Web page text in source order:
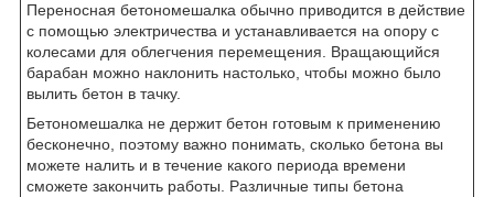
Переносная бетономешалка обычно приводится в действие
с помощью электричества и устанавливается на опору с
колесами для облегчения перемещения. Вращающийся
барабан можно наклонить настолько, чтобы можно было
вылить бетон в тачку.
Бетономешалка не держит бетон готовым к применению
бесконечно, поэтому важно понимать, сколько бетона вы
можете налить и в течение какого периода времени
сможете закончить работы. Различные типы бетона